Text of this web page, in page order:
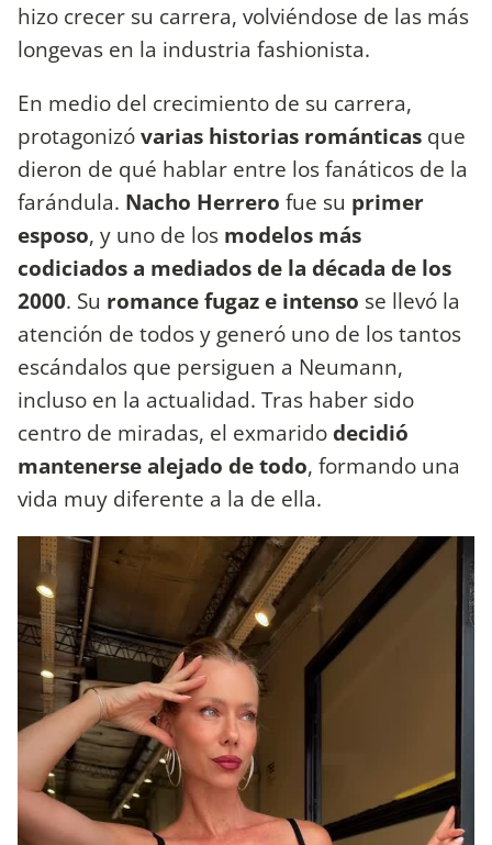
hizo crecer su carrera, volviéndose de las más
longevas en la industria fashionista.
En medio del crecimiento de su carrera,
protagonizóvarias historias románticas que
dieron de qué hablar entre los fanáticos de la
farándula. Nacho Herrero fue su primer
esposo, y uno de los modelos más
codiciados a mediados de la década de los
2000. Su romance fugaz e intenso se llevó la
atención de todos y generó uno de los tantos
escándalos que persiguen a Neumann,
incluso en la actualidad. Tras haber sido
centro de miradas, el exmaridodecidió
mantenerse alejado de todo, formando una
vida muy diferente a la de ella.